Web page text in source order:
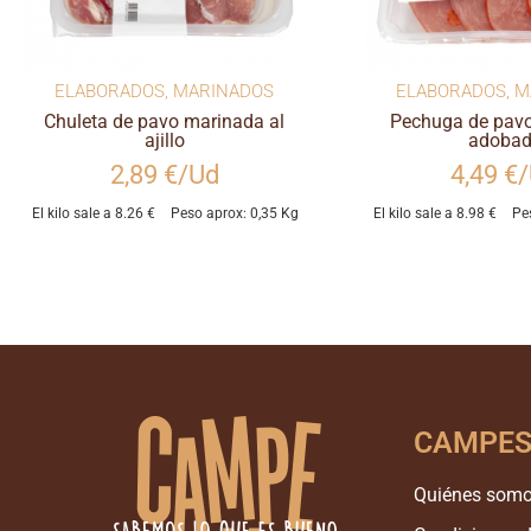
ELABORADOS, MARINADOS
Chuleta de pavo marinada al
ajillo
2,89 €/Ud
El kilo sale a 8.26 € Peso aprox: 0,35 Kg
ELABORADOS,
Pechuga de
4,49
El kilo sale a 8.98 €
Quiénes